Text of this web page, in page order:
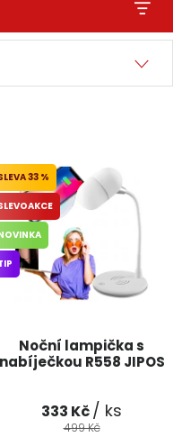
Prodejna nářadí
účet Kontakt
Noční lampička s
nabíječkou R558 JIPOS
33 %
333 Kč/ ks
499 Kč